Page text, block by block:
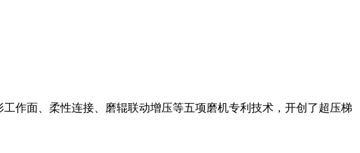
作面、柔性连接、磨辊联动增压等五项磨机专利技术，开创了超压梯